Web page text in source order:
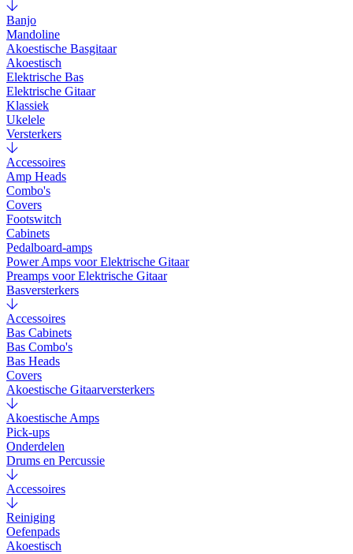
Banjo
Mandoline
Akoestische Basgitaar
Akoestisch
Elektrische Bas
Elektrische Gitaar
Klassiek
Ukelele
Versterkers
Accessoires
Amp Heads
Combo's
Covers
Footswitch
Cabinets
Pedalboard-amps
Power Amps voor Elektrische Gitaar
Preamps voor Elektrische Gitaar
Basversterkers
Accessoires
Bas Cabinets
Bas Combo's
Bas Heads
Covers
Akoestische Gitaarversterkers
Akoestische Amps
Pick-ups
Onderdelen
Drums en Percussie
Accessoires
Reiniging
Oefenpads
Akoestisch